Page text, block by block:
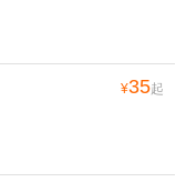
¥35起